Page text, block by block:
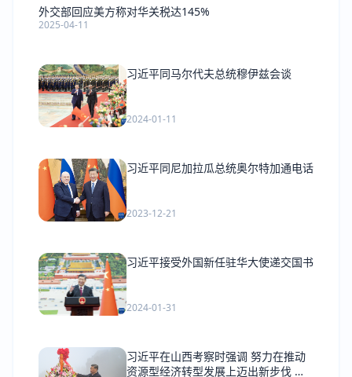
外交部回应美方称对华关税达145%
2025-04-11
习近平同马尔代夫总统穆伊兹会谈
2024-01-11
习近平同尼加拉瓜总统奥尔特加通电话
2023-12-21
习近平接受外国新任驻华大使递交国书
2024-01-31
习近平在山西考察时强调 努力在推动
资源型经济转型发展上迈出新步伐 奋